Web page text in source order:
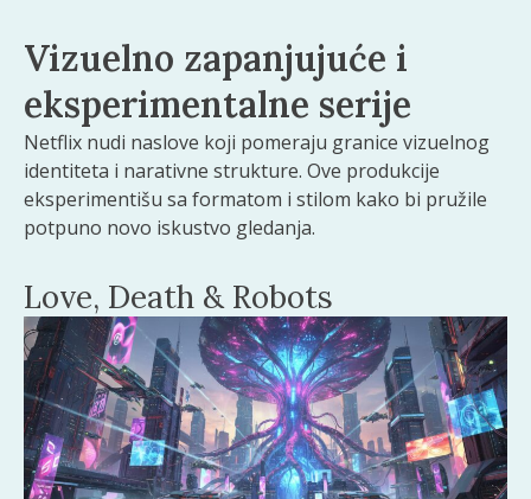
Vizuelno zapanjujuće i
eksperimentalne serije
Netflix nudi naslove koji pomeraju granice vizuelnog
identiteta i narativne strukture. Ove produkcije
eksperimentišu sa formatom i stilom kako bi pružile
potpuno novo iskustvo gledanja.
Love, Death & Robots